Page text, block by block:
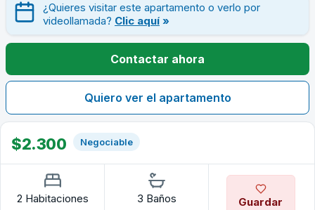
¿Quieres visitar este apartamento o verlo por
videollamada? Clic aquí »
Contactar ahora
Quiero ver el apartamento
$2.300 Negociable
2 Habitaciones 3 Baños Guardar